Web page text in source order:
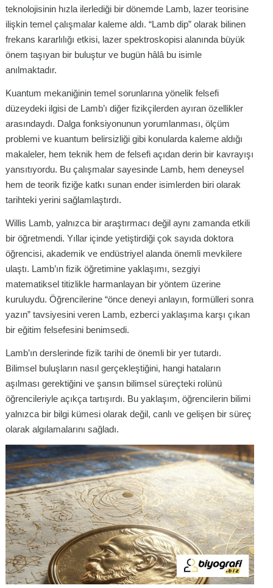
teknolojisinin hızla ilerlediği bir dönemde Lamb, lazer teorisine
ilişkin temel çalışmalar kaleme aldı. “Lamb dip” olarak bilinen
frekans kararlılığı etkisi, lazer spektroskopisi alanında büyük
önem taşıyan bir buluştur ve bugün hâlâ bu isimle
anılmaktadır.
Kuantum mekaniğinin temel sorunlarına yönelik felsefi
düzeydeki ilgisi de Lamb’ı diğer fizikçilerden ayıran özellikler
arasındaydı. Dalga fonksiyonunun yorumlanması, ölçüm
problemi ve kuantum belirsizliği gibi konularda kaleme aldığı
makaleler, hem teknik hem de felsefi açıdan derin bir kavrayışı
yansıtıyordu. Bu çalışmalar sayesinde Lamb, hem deneysel
hem de teorik fiziğe katkı sunan ender isimlerden biri olarak
tarihteki yerini sağlamlaştırdı.
Willis Lamb, yalnızca bir araştırmacı değil aynı zamanda etkili
bir öğretmendi. Yıllar içinde yetiştirdiği çok sayıda doktora
öğrencisi, akademik ve endüstriyel alanda önemli mevkilere
ulaştı. Lamb’ın fizik öğretimine yaklaşımı, sezgiyi
matematiksel titizlikle harmanlayan bir yöntem üzerine
kuruluydu. Öğrencilerine “önce deneyi anlayın, formülleri sonra
yazın” tavsiyesini veren Lamb, ezberci yaklaşıma karşı çıkan
bir eğitim felsefesini benimsedi.
Lamb’ın derslerinde fizik tarihi de önemli bir yer tutardı.
Bilimsel buluşların nasıl gerçekleştiğini, hangi hataların
aşılması gerektiğini ve şansın bilimsel süreçteki rolünü
öğrencileriyle açıkça tartışırdı. Bu yaklaşım, öğrencilerin bilimi
yalnızca bir bilgi kümesi olarak değil, canlı ve gelişen bir süreç
olarak algılamalarını sağladı.